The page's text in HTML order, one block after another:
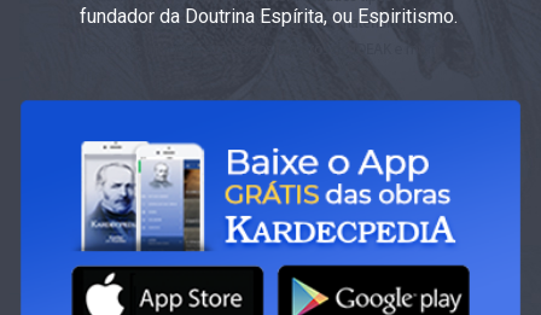
fundador da Doutrina Espírita, ou Espiritismo.